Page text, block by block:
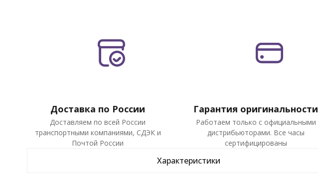
Доставка по России
Доставляем по всей России
транспортными компаниями, СДЭК и
Почтой России
Гарантия оригинальности
Работаем только с официальными
дистрибьюторами. Все часы
сертифицированы
Характеристики